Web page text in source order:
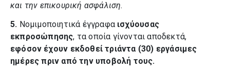
και την επικουρική ασφάλιση.
5. Νομιμοποιητικά έγγραφα ισχύουσας
εκπροσώπησης, τα οποία γίνονται αποδεκτά,
εφόσον έχουν εκδοθεί τριάντα (30) εργάσιμες
ημέρες πριν από την υποβολή τους.